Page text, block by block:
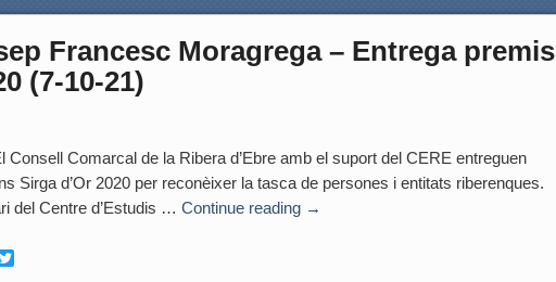
Francesc Moragrega – Entrega premis
(7-10-21)
Consell Comarcal de la Ribera d’Ebre amb el suport del CERE entreguen
Sirga d’Or 2020 per reconèixer la tasca de persones i entitats riberenques.
del Centre d’Estudis … Continue reading →